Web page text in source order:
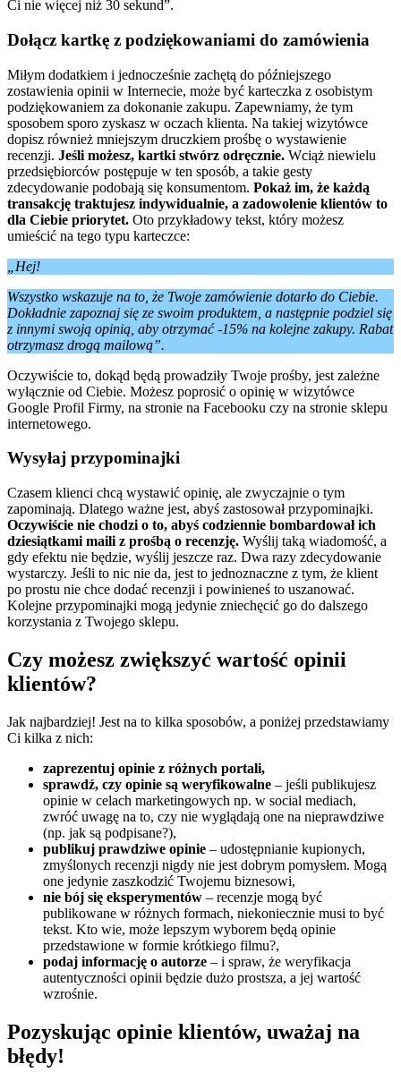
Ci nie więcej niż 30 sekund”.
Dołącz kartkę z podziękowaniami do zamówienia
Miłym dodatkiem i jednocześnie zachętą do późniejszego
zostawienia opinii w Internecie, może być karteczka z osobistym
podziękowaniem za dokonanie zakupu. Zapewniamy, że tym
sposobem sporo zyskasz w oczach klienta. Na takiej wizytówce
dopisz również mniejszym druczkiem prośbę o wystawienie
recenzji. Jeśli możesz, kartki stwórz odręcznie. Wciąż niewielu
przedsiębiorców postępuje w ten sposób, a takie gesty
zdecydowanie podobają się konsumentom. Pokaż im, że każdą
transakcję traktujesz indywidualnie, a zadowolenie klientów to
dla Ciebie priorytet. Oto przykładowy tekst, który możesz
umieścić na tego typu karteczce:
„Hej!
Wszystko wskazuje na to, że Twoje zamówienie dotarło do Ciebie.
Dokładnie zapoznaj się ze swoim produktem, a następnie podziel się
z innymi swoją opinią, aby otrzymać -15% na kolejne zakupy. Rabat
otrzymasz drogą mailową”.
Oczywiście to, dokąd będą prowadziły Twoje prośby, jest zależne
wyłącznie od Ciebie. Możesz poprosić o opinię w wizytówce
Google Profil Firmy, na stronie na Facebooku czy na stronie sklepu
internetowego.
Wysyłaj przypominajki
Czasem klienci chcą wystawić opinię, ale zwyczajnie o tym
zapominają. Dlatego ważne jest, abyś zastosował przypominajki.
Oczywiście nie chodzi o to, abyś codziennie bombardował ich
dziesiątkami maili z prośbą o recenzję. Wyślij taką wiadomość, a
gdy efektu nie będzie, wyślij jeszcze raz. Dwa razy zdecydowanie
wystarczy. Jeśli to nic nie da, jest to jednoznaczne z tym, że klient
po prostu nie chce dodać recenzji i powinieneś to uszanować.
Kolejne przypominajki mogą jedynie zniechęcić go do dalszego
korzystania z Twojego sklepu.
Czy możesz zwiększyć wartość opinii
klientów?
Jak najbardziej! Jest na to kilka sposobów, a poniżej przedstawiamy
Ci kilka z nich:
zaprezentuj opinie z różnych portali,
sprawdź, czy opinie są weryfikowalne – jeśli publikujesz
opinie w celach marketingowych np. w social mediach,
zwróć uwagę na to, czy nie wyglądają one na nieprawdziwe
(np. jak są podpisane?),
publikuj prawdziwe opinie – udostępnianie kupionych,
zmyślonych recenzji nigdy nie jest dobrym pomysłem. Mogą
one jedynie zaszkodzić Twojemu biznesowi,
nie bój się eksperymentów – recenzje mogą być
publikowane w różnych formach, niekoniecznie musi to być
tekst. Kto wie, może lepszym wyborem będą opinie
przedstawione w formie krótkiego filmu?,
podaj informację o autorze – i spraw, że weryfikacja
autentyczności opinii będzie dużo prostsza, a jej wartość
wzrośnie.
Pozyskując opinie klientów, uważaj na
błędy!